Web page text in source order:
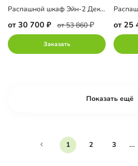
Распашной шкаф Эйн-2 Декор 2
от 30 700 от 53 860
Заказать
от 25
Показать ещё
1 2 3 ...